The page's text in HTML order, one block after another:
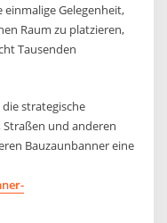
Gelegenheit,
Raum zu platzieren,
Tausenden
strategische
und anderen
Bauzaunbanner eine